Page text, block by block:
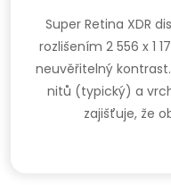
Super Retina XDR
rozlišením 2 556 x 1
neuvěřitelný
nitů (typický) a
zajišťuje, že